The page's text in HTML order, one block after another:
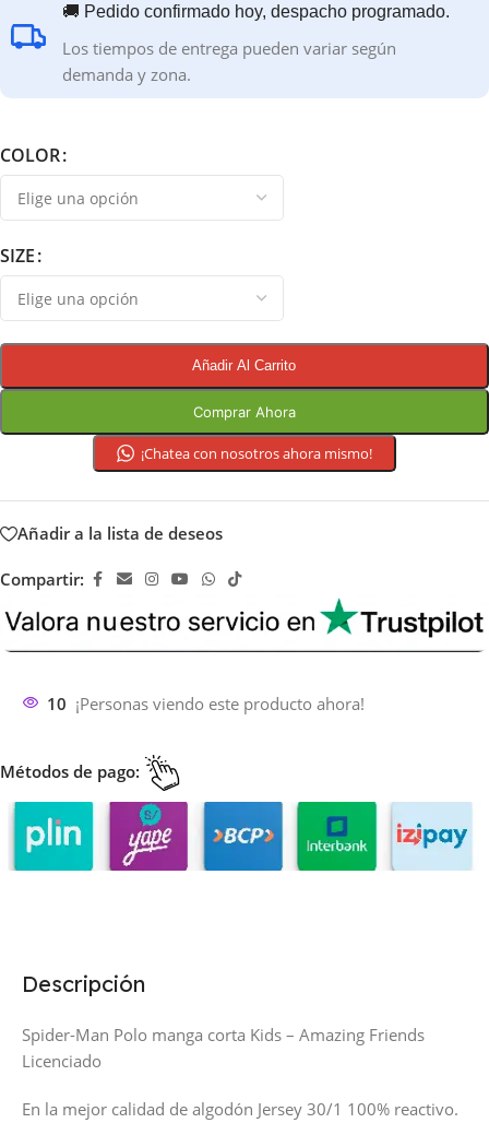
🚚 Pedido confirmado hoy, despacho programado.
Los tiempos de entrega pueden variar según
demanda y zona.
COLOR
SIZE
Añadir Al Carrito
Comprar Ahora
¡Chatea con nosotros ahora mismo!
Añadir a la lista de deseos
Compartir:
10 ¡Personas viendo este producto ahora!
Métodos de pago:
Descripción
Spider-Man Polo manga corta Kids – Amazing Friends
Licenciado
En la mejor calidad de algodón Jersey 30/1 100% reactivo.